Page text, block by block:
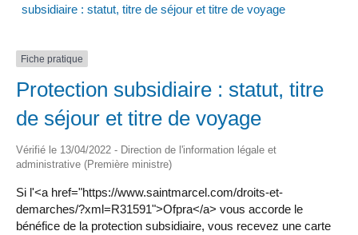
subsidiaire : statut, titre de séjour et titre de voyage
Fiche pratique
Protection subsidiaire : statut, titre
de séjour et titre de voyage
Vérifié le 13/04/2022 - Direction de l'information légale et
administrative (Première ministre)
Si l'<a href="https://www.saintmarcel.com/droits-et-
demarches/?xml=R31591">Ofpra</a> vous accorde le
bénéfice de la protection subsidiaire, vous recevez une carte